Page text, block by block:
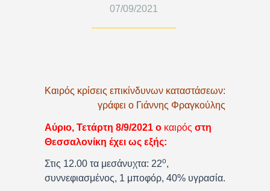
07/09/2021
Καιρός κρίσεις επικίνδυνων καταστάσεων:
γράφει ο Γιάννης Φραγκούλης
Αύριο, Τετάρτη 8/9/2021 ο καιρός στη
Θεσσαλονίκη έχει ως εξής:
Στις 12.00 τα μεσάνυχτα: 22ο,
συννεφιασμένος, 1 μποφόρ, 40% υγρασία.